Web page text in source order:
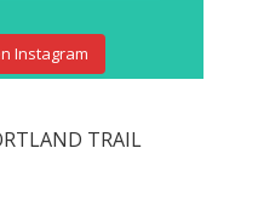
Instagram
TRAIL